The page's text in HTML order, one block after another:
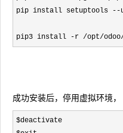
pip install setuptools
--
pip3 install -r /opt/
成功安装后，停用虚拟环境，
$deactivate